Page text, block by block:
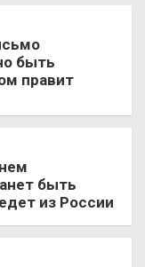
быть
правит
быть
из России